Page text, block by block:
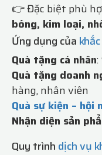
👉 Đặc biệt phù
bóng, kim loại,
Ứng dụng của
Quà tặng cá nhân
Quà tặng doanh
hàng, nhân viên
Quà sự kiện – hội
Nhận diện sản
Quy trình dịch vụ